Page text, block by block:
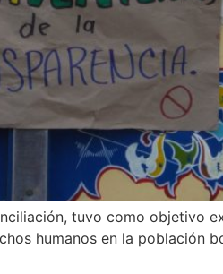
tuvo como objetivo
humanos en la población